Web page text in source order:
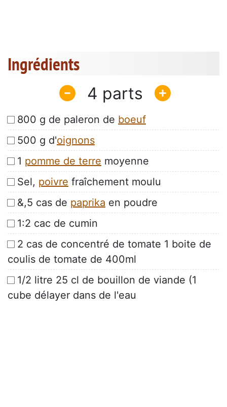
Ingrédients
4
800 g de paleron de boeuf
500 g d'oignons
1 pomme de terre moyenne
Sel, poivre fraîchement moulu
&,5 cas de paprika en poudre
1:2 cac de cumin
2 cas de concentré de tomate 1 boite de
coulis de tomate de 400ml
1/2 litre 25 cl de bouillon de viande (1
cube délayer dans de l'eau